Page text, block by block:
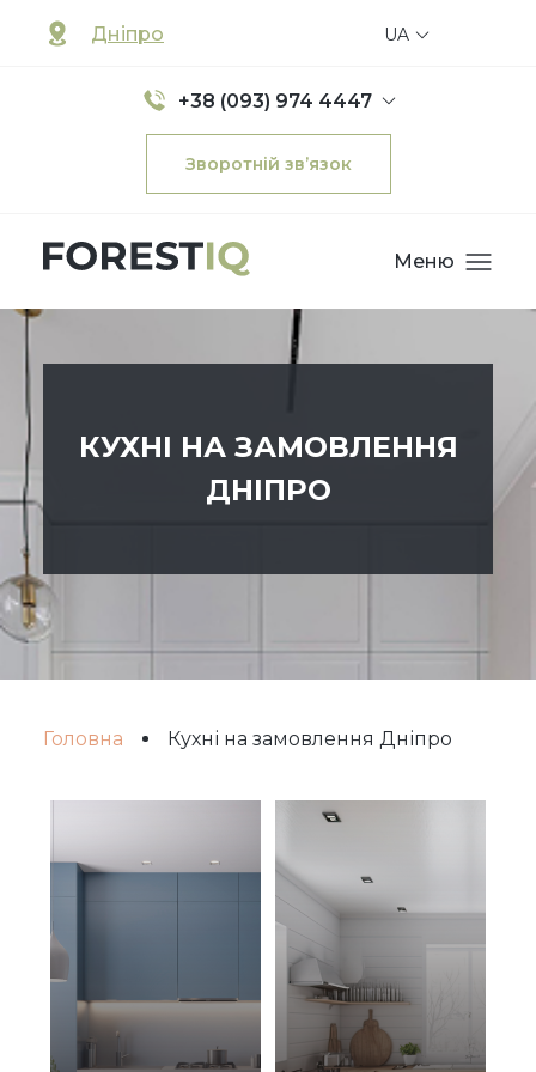
Дніпро
+38 (093) 974 4447
Зворотній зв’язок
UA
Меню
КУХНІ НА ЗАМОВЛЕННЯ
ДНІПРО
Головна Кухні на замовлення Дніпро